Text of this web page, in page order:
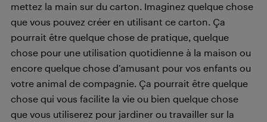
mettez la main sur du carton. Imaginez quelque chose
que vous pouvez créer en utilisant ce carton. Ça
pourrait être quelque chose de pratique, quelque
chose pour une utilisation quotidienne à la maison ou
encore quelque chose d’amusant pour vos enfants ou
votre animal de compagnie. Ça pourrait être quelque
chose qui vous facilite la vie ou bien quelque chose
que vous utiliserez pour jardiner ou travailler sur la